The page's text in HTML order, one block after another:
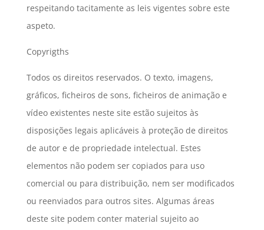
respeitando tacitamente as leis vigentes sobre este
aspeto.
Copyrigths
Todos os direitos reservados. O texto, imagens,
gráficos, ficheiros de sons, ficheiros de animação e
vídeo existentes neste site estão sujeitos às
disposições legais aplicáveis à proteção de direitos
de autor e de propriedade intelectual. Estes
elementos não podem ser copiados para uso
comercial ou para distribuição, nem ser modificados
ou reenviados para outros sites. Algumas áreas
deste site podem conter material sujeito ao